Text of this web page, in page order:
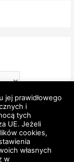
prywatności
Architect
jej prawidłowego
i
tych
UE. Jeżeli
cookies,
własnych
w